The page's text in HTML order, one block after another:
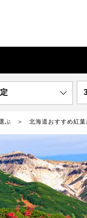
ぶ 北海道おすすめ紅